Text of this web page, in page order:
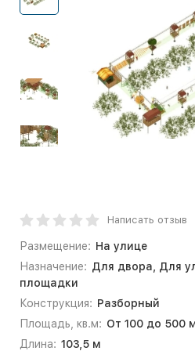
Написать отзыв
Размещение: На улице
Назначение: Для двора, Для
площадки
Конструкция: Разборный
Площадь, кв.м: От 100 до 500
Длина: 103,5 м